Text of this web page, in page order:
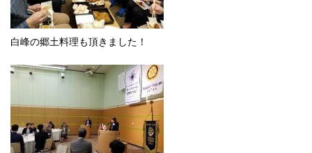
白峰の郷土料理も頂きました！